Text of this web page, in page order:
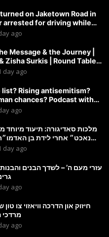
on Jaketown Road in
arrested for driving while
ago
Message & the Journey |
Zisha Surkis | Round Table
day ago
Rising antisemitism?
chances? Podcast with
Carr!
ago
מלכות סאדיגורה: תיעוד
נאכט״ אחרי לידת בן
day ago
עזרי מעם ה’ – לשדך הבנים והבנות
ago
חיזוק און הדרכה וויאזוי צו
ago